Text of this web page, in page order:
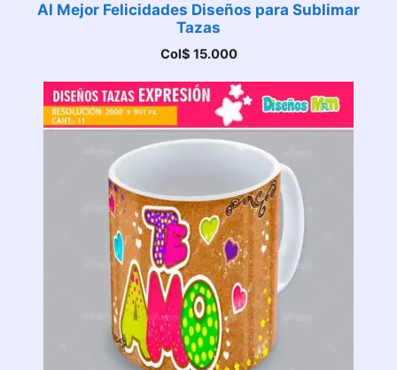
Al Mejor Felicidades Diseños para Sublimar
Tazas
Col$ 15.000